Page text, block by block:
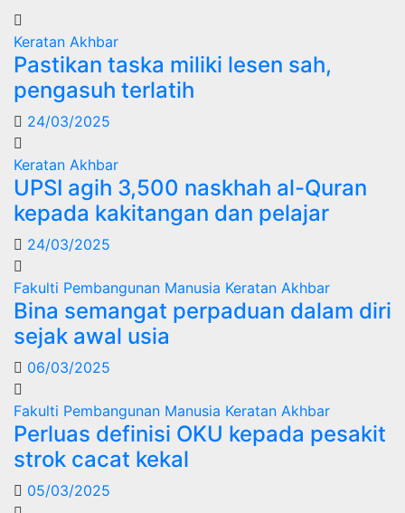
Keratan Akhbar
Pastikan taska miliki lesen sah,
pengasuh terlatih
24/03/2025
Keratan Akhbar
UPSI agih 3,500 naskhah al-Quran
kepada kakitangan dan pelajar
24/03/2025
Fakulti Pembangunan Manusia Keratan Akhbar
Bina semangat perpaduan dalam diri
sejak awal usia
06/03/2025
Fakulti Pembangunan Manusia Keratan Akhbar
Perluas definisi OKU kepada pesakit
strok cacat kekal
05/03/2025